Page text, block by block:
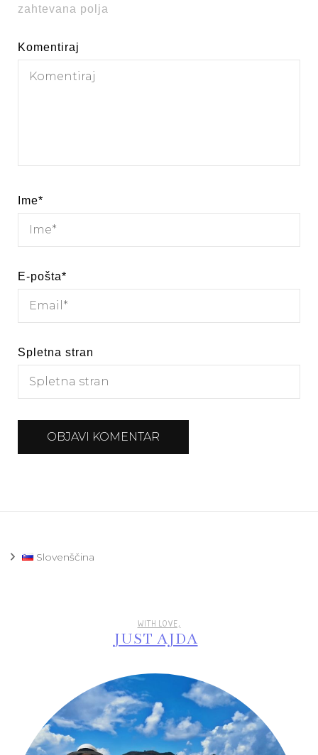
zahtevana polja
Komentiraj
Ime*
E-pošta*
Spletna stran
Slovenščina
WITH LOVE,
JUST AJDA